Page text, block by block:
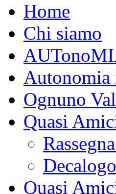
Home
Chi siamo
Ognuno
Quasi
Decalogo
Quasi